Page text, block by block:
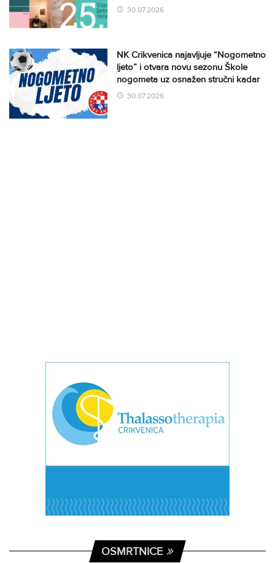
30.07.2026
NK Crikvenica najavljuje “Nogometno
ljeto” i otvara novu sezonu Škole
nogometa uz osnažen stručni kadar
30.07.2026
OSMRTNICE